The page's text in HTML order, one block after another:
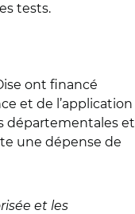
tests.
ont financé
et de l’application
départementales et
une dépense de
et les